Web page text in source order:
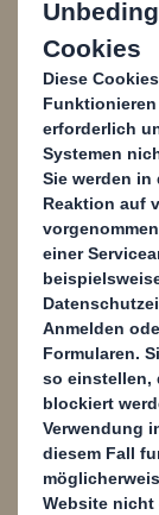
Um diesen
jetzt